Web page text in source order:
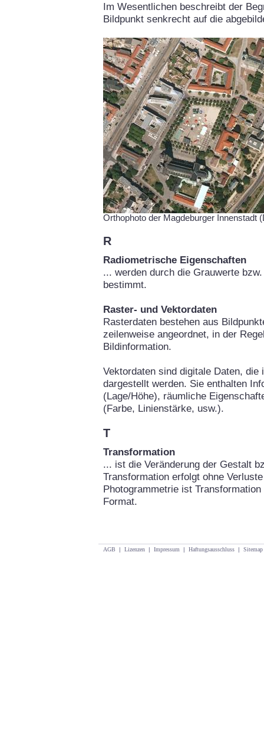
Im Wesentlichen beschreibt der
Bildpunkt senkrecht auf die
Orthophoto der Magdeburger Innenstadt
R
Radiometrische Eigenschaften
... werden durch die Grauwerte
bestimmt.
Raster- und Vektordaten
Rasterdaten bestehen aus
zeilenweise angeordnet, in der
Bildinformation.
Vektordaten sind digitale Daten,
dargestellt werden. Sie enthalten
(Lage/Höhe), räumliche
(Farbe, Linienstärke, usw.).
T
Transformation
... ist die Veränderung der Gestalt
Transformation erfolgt ohne
Photogrammetrie ist
Format.
AGB | Lizenzen | Impressum | Haftungsausschluss | Sitemap